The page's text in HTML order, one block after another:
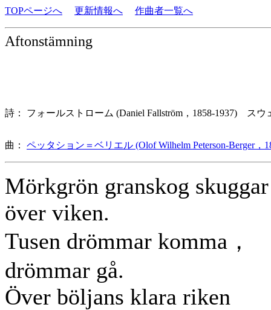
TOPページへ 更新情報へ 作曲者一覧へ
Aftonstämning
詩： フォールストローム (Daniel Fallström，1858-1937) スウ
曲： ペッタション＝ベリエル (Olof Wilhelm Peterson-Berger，
Mörkgrön granskog skuggar
över viken.
Tusen drömmar komma，
drömmar gå.
Över böljans klara riken